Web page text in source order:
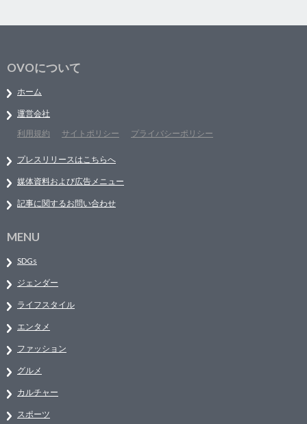
OVOについて
ホーム
運営会社
利用規約
サイトポリシー プライバシーポリシー
プレスリリースはこちらへ
媒体資料および広告メニュー
記事に関するお問い合わせ
MENU
SDGs
ジェンダー
ライフスタイル
エンタメ
ファッション
グルメ
カルチャー
スポーツ